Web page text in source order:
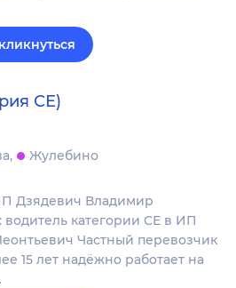
СЕ)
Жулебино
Дзядевич Владимир
водитель категории СЕ в ИП
Частный перевозчик
15 лет надёжно работает на